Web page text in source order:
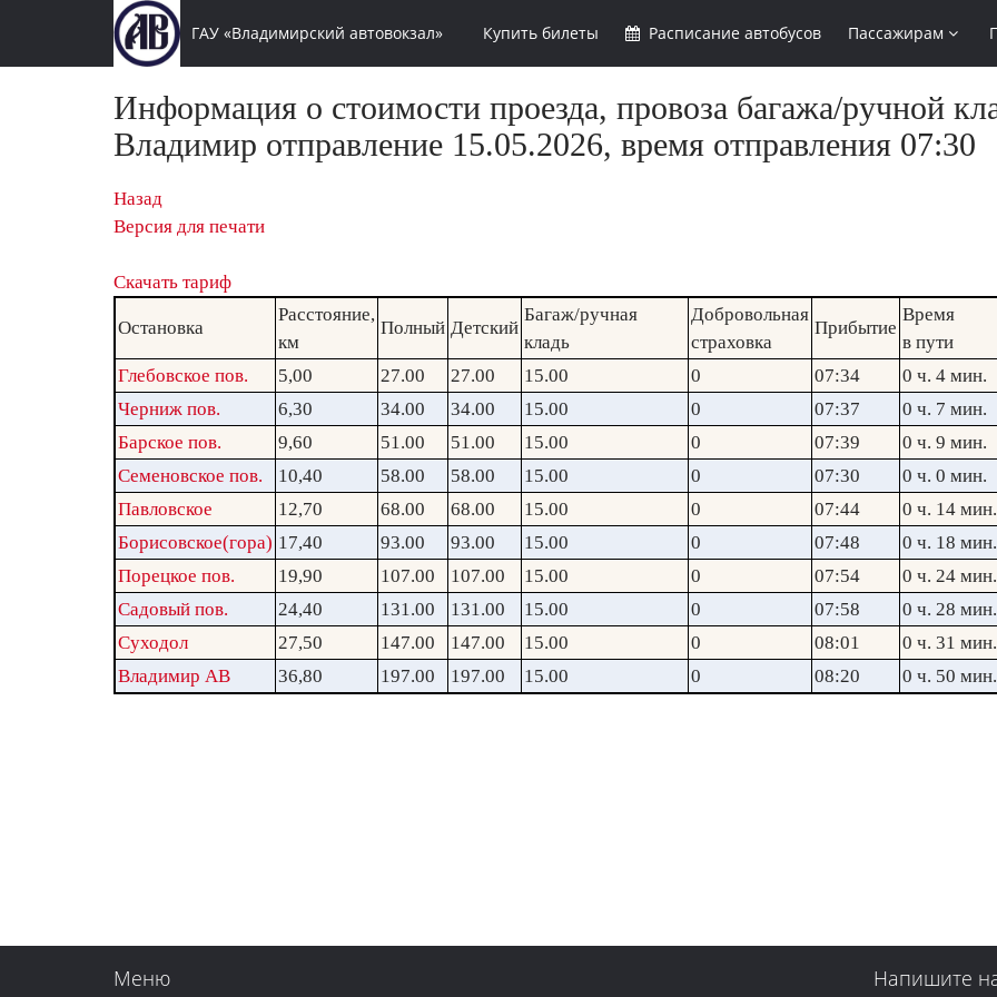
ГАУ «Владимирский автовокзал» Купить билеты Расписание автобусов Пассажирам
Информация о стоимости проезда, провоза багажа/ручной
Владимир отправление 15.05.2026, время отправления 07:30
Назад
Версия для печати
Скачать тариф
Остановка
Расстояние,
км
Полный Детский
Багаж/ручная
кладь
Добровольная
страховка
Прибытие
Время
в пути
Глебовское пов.
5,00 27.00 27.00 15.00 0 07:34
0 ч. 4 мин.
Черниж пов.
6,30 34.00 34.00 15.00 0 07:37
0 ч. 7 мин.
Барское пов.
9,60 51.00 51.00 15.00 0 07:39
0 ч. 9 мин.
Семеновское пов.
10,40 58.00 58.00 15.00 0 07:30
0 ч. 0 мин.
Павловское
12,70 68.00 68.00 15.00 0 07:44
0 ч. 14 мин.
Борисовское(гора) 17,40 93.00 93.00 15.00 0 07:48
0 ч. 18 мин.
Порецкое пов.
19,90 107.00 107.00 15.00 0 07:54
0 ч. 24 мин.
Садовый пов.
24,40 131.00 131.00 15.00 0 07:58
0 ч. 28 мин.
Суходол
27,50 147.00 147.00 15.00 0 08:01
0 ч. 31 мин.
Владимир АВ
36,80 197.00 197.00 15.00 0 08:20 0 ч. 50 мин.
Меню Напишите